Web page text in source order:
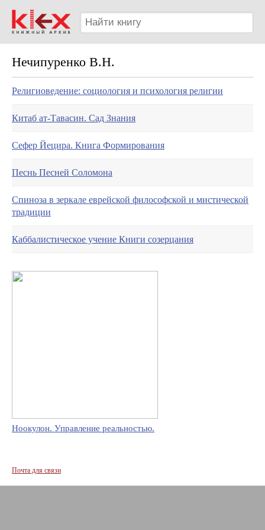
Нечипуренко В.Н.
Религиоведение: социология и психология религии
Китаб ат-Тавасин. Сад Знания
Сефер Йецира. Книга Формирования
Песнь Песней Соломона
Спиноза в зеркале еврейской философской и мистической
традиции
Каббалистическое учение Книги созерцания
Ноокулон. Управление реальностью.
Почта для связи